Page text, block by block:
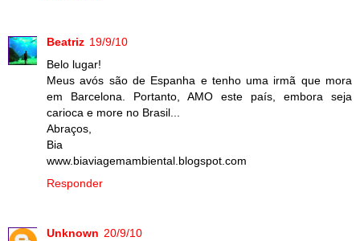
Beatriz 19/9/10
Belo lugar!
Meus avós são de Espanha e tenho uma irmã que mora
em Barcelona. Portanto, AMO este país, embora seja
carioca e more no Brasil...
Abraços,
Bia
www.biaviagemambiental.blogspot.com
Responder
Unknown 20/9/10